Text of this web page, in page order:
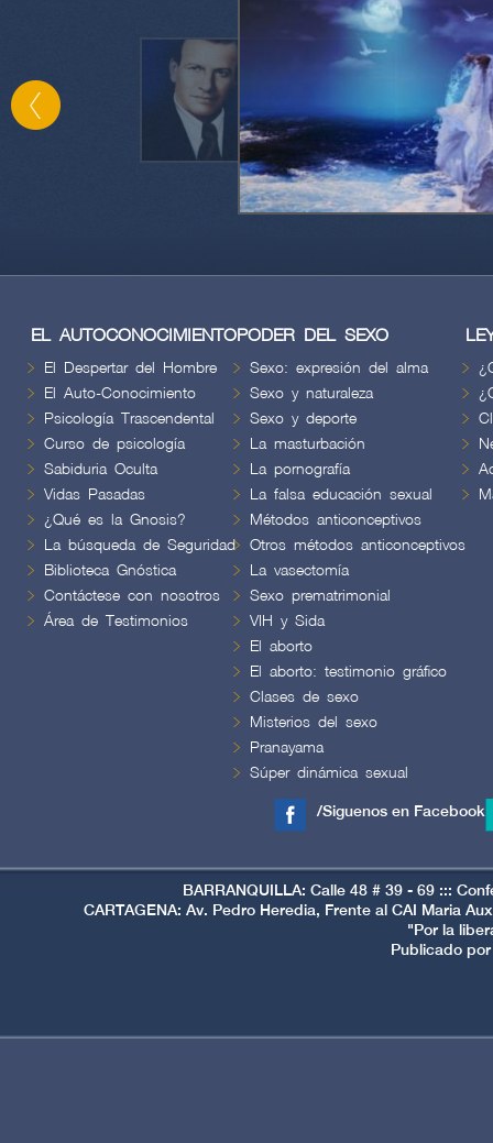
EL AUTOCONOCIMIENTO
El Despertar del Hombre
El Auto-Conocimiento
Psicología Trascendental
Curso de psicología
Sabiduria Oculta
Vidas Pasadas
¿Qué es la Gnosis?
La búsqueda de Seguridad
Biblioteca Gnóstica
Contáctese con nosotros
Área de Testimonios
PODER DEL SEXO
Sexo: expresión del alma
Sexo y naturaleza
Sexo y deporte
La masturbación
La pornografía
La falsa educación sexual
Métodos anticonceptivos
Otros métodos anticonceptivos
La vasectomía
Sexo prematrimonial
VIH y Sida
El aborto
El aborto: testimonio gráfico
Clases de sexo
Misterios del sexo
Pranayama
Súper dinámica sexual
/Siguenos en Facebook
BARRANQUILLA: Calle 48 # 39 - 69 :::
CARTAGENA: Av. Pedro Heredia, Frente al CAI Maria
"Por la
Publicado